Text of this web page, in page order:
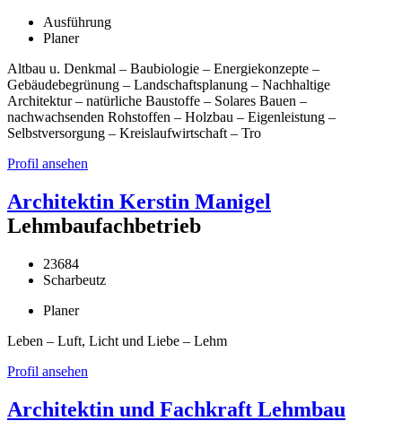
Ausführung
Planer
Altbau u. Denkmal – Baubiologie – Energiekonzepte –
Gebäudebegrünung – Landschaftsplanung – Nachhaltige
Architektur – natürliche Baustoffe – Solares Bauen –
nachwachsenden Rohstoffen – Holzbau – Eigenleistung –
Selbstversorgung – Kreislaufwirtschaft – Tro
Profil ansehen
Architektin Kerstin Manigel
Lehmbaufachbetrieb
23684
Scharbeutz
Planer
Leben – Luft, Licht und Liebe – Lehm
Profil ansehen
Architektin und Fachkraft Lehmbau